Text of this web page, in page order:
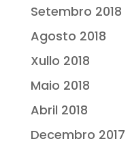
Setembro 2018
Agosto 2018
Xullo 2018
Maio 2018
Abril 2018
Decembro 2017